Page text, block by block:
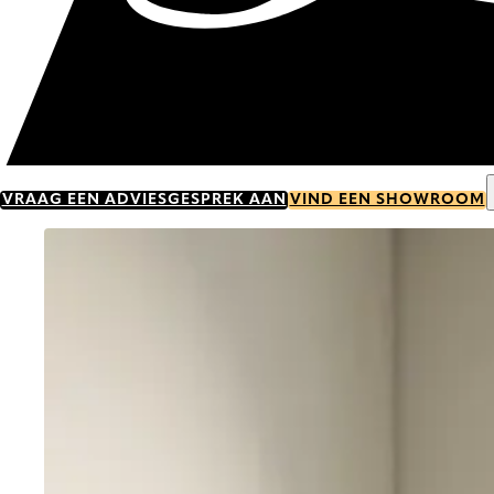
VRAAG EEN ADVIESGESPREK AAN VIND EEN SHOWROOM
Go to item 0